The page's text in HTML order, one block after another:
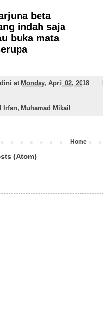
beta
indah saja
buka mata
at Monday, April 02, 2018
Irfan, Muhamad Mikail
Home
(Atom)